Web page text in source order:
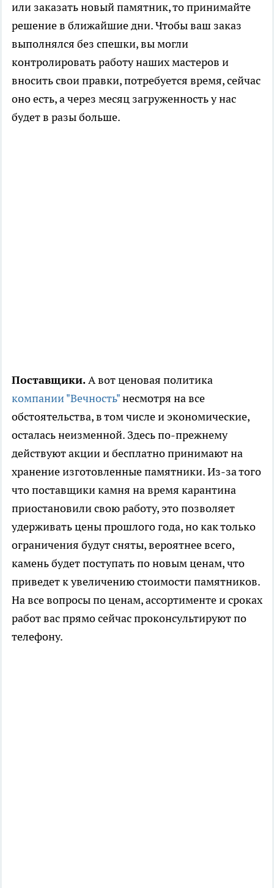
или заказать новый памятник, то принимайте
решение в ближайшие дни. Чтобы ваш заказ
выполнялся без спешки, вы могли
контролировать работу наших мастеров и
вносить свои правки, потребуется время, сейчас
оно есть, а через месяц загруженность у нас
будет в разы больше.
Поставщики.А вот ценовая политика
компании "Вечность"несмотря на все
обстоятельства, в том числе и экономические,
осталась неизменной. Здесь по-прежнему
действуют акции и бесплатно принимают на
хранение изготовленные памятники. Из-за того
что поставщики камня на время карантина
приостановили свою работу, это позволяет
удерживать цены прошлого года, но как только
ограничения будут сняты, вероятнее всего,
камень будет поступать по новым ценам, что
приведет к увеличению стоимости памятников.
На все вопросы по ценам, ассортименте и сроках
работ вас прямо сейчас проконсультируют по
телефону.